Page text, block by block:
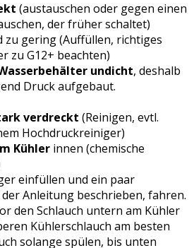
(austauschen oder gegen einen
der früher schaltet)
zu gering (Auffüllen, richtiges
zu G12+ beachten)
undicht, deshalb
Druck aufgebaut.
verdreckt (Reinigen, evtl.
Hochdruckreiniger)
Kühler innen (chemische
einfüllen und ein paar
Anleitung beschrieben, fahren.
den Schlauch untern am Kühler
Kühlerschlauch am besten
solange spülen, bis unten